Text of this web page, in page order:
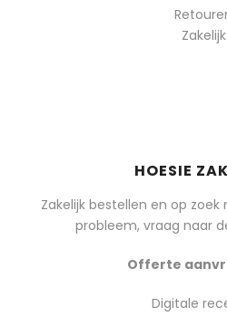
Zakelijk
HOESIE
Zakelijk bestellen en op
probleem, vraag naar
Offerte
Digitale